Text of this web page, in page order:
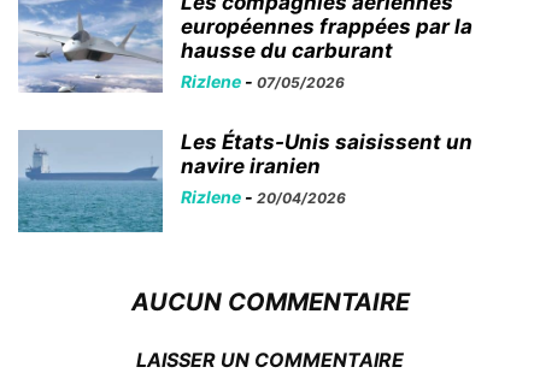
européennes frappées par la
hausse du carburant
Rizlene - 07/05/2026
Les États-Unis saisissent un
navire iranien
Rizlene - 20/04/2026
AUCUN COMMENTAIRE
LAISSER UN COMMENTAIRE